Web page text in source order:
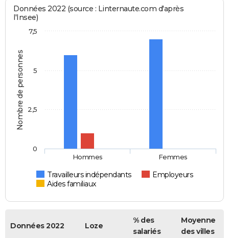
Nombre de personnes
Données 2022 (source : Linternaute.com d'après
l'Insee)
Travailleurs indépendants
Employeurs
Aides familiaux
Hommes Femmes
0
2,5
5
7,5
Données 2022 Loze
% des
salariés
Moyenne
des villes